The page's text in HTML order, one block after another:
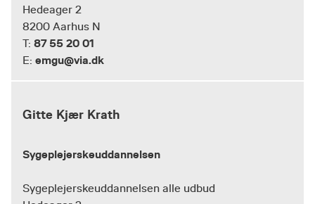
Hedeager 2
8200 Aarhus N
T: 87 55 20 01
E: emgu@via.dk
Gitte Kjær Krath
Sygeplejerskeuddannelsen
Sygeplejerskeuddannelsen alle udbud